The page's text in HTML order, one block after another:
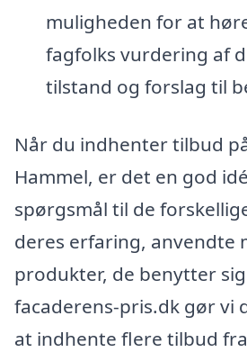
muligheden for at
fagfolks vurdering af
tilstand og forslag til
Når du indhenter tilbud
Hammel, er det en god
spørgsmål til de
deres erfaring, anvendte
produkter, de benytter sig
facaderens-pris.dk gør vi
at indhente flere tilbud